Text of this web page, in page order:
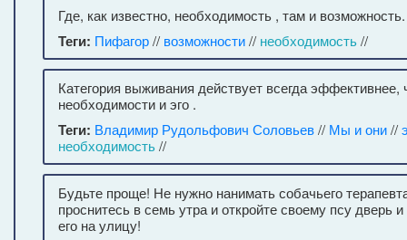
Где, как известно, необходимость , там и возможность.
Теги: Пифагор// возможности// необходимость//
Категория выживания действует всегда эффективнее,
необходимости и эго .
Теги: Владимир Рудольфович Соловьев// Мы и они//
необходимость//
Будьте проще! Не нужно нанимать собачьего
проснитесь в семь утра и откройте своему псу дверь
его на улицу!